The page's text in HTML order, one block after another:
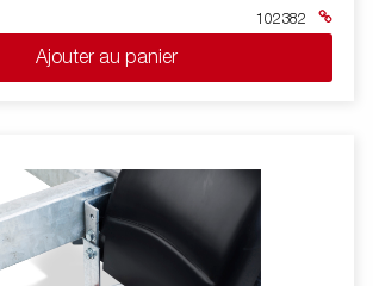
102382
Ajouter au panier